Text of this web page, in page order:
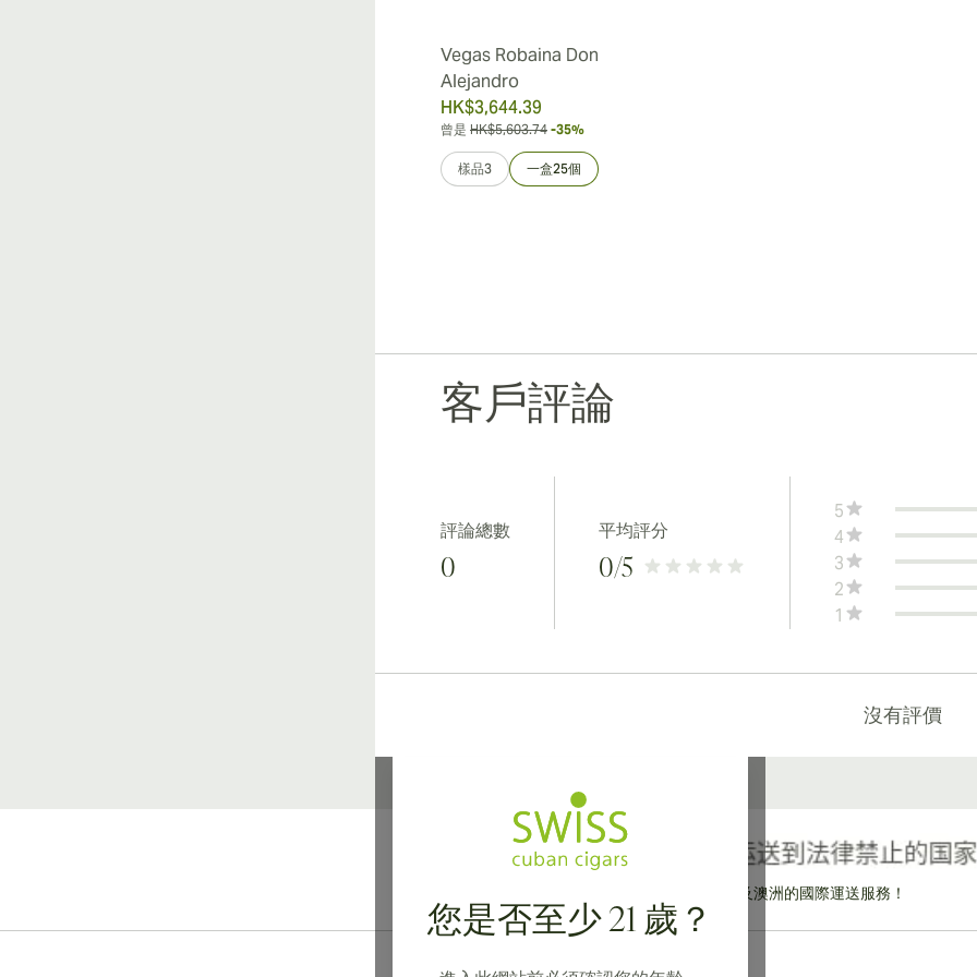
Vegas Robaina Don
Alejandro
HK$3,644.39
曾是 HK$5,603.74 -35%
樣品3 一盒25個
客戶評論
評論總數
0
平均評分
0/5
5
4
3
2
1
沒有評價
您是否至少 21 歲？
提供寄往加拿大、英國及澳洲的國際運送服務！